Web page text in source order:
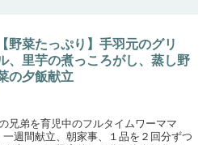
【野菜たっぷり】手羽元のグリ
、里芋の煮っころがし、蒸し野
の夕飯献立
兄弟を育児中のフルタイムワーママ
週間献立、朝家事、１品を２回分ずつ